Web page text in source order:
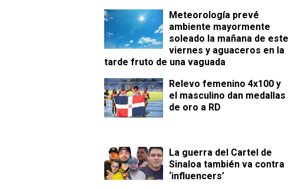
Meteorología prevé
ambiente mayormente
soleado la mañana de este
viernes y aguaceros en la
tarde fruto de una vaguada
Relevo femenino 4x100 y
el masculino dan medallas
de oro a RD
La guerra del Cartel de
Sinaloa también va contra
‘influencers’